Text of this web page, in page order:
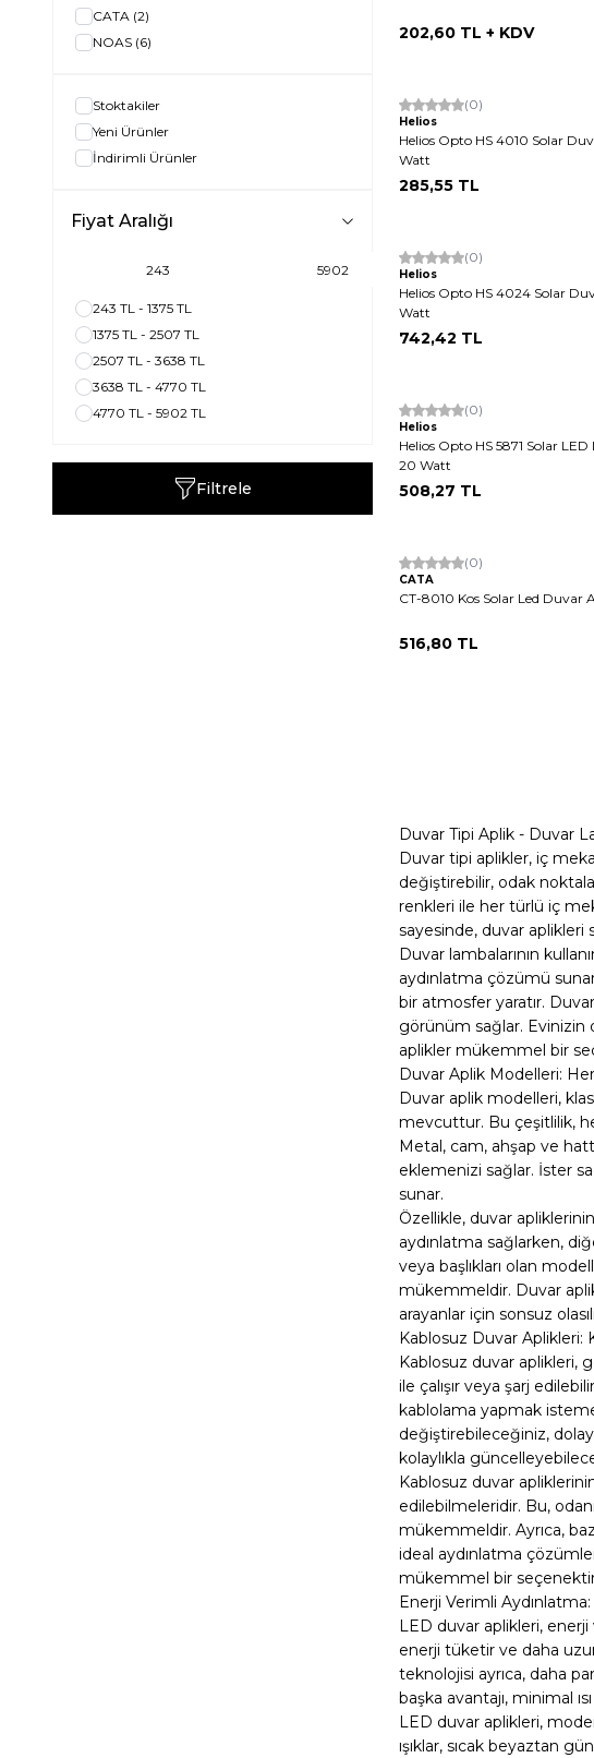
CATA (2)
NOAS (6)
Stoktakiler
Yeni Ürünler
İndirimli Ürünler
Fiyat Aralığı
243 TL - 1375 TL
1375 TL - 2507 TL
2507 TL - 3638 TL
3638 TL - 4770 TL
4770 TL - 5902 TL
Filtrele
202,60 TL + KDV
(0)
Helios
Helios Opto HS 4010 Solar
Watt
285,55 TL
(0)
Helios
Helios Opto HS 4024 Solar
Watt
742,42 TL
(0)
Helios
Helios Opto HS 5871 Solar
20 Watt
508,27 TL
(0)
CATA
CT-8010 Kos Solar Led Duvar
516,80 TL
Duvar Tipi Aplik - Duvar
Duvar tipi aplikler, iç
değiştirebilir, odak
renkleri ile her türlü iç
sayesinde, duvar aplikleri
Duvar lambalarının
aydınlatma çözümü
bir atmosfer yaratır.
görünüm sağlar. Evinizin
aplikler mükemmel bir
Duvar Aplik Modelleri:
Duvar aplik modelleri,
mevcuttur. Bu çeşitlilik,
Metal, cam, ahşap ve
eklemenizi sağlar. İster
sunar.
Özellikle, duvar
aydınlatma sağlarken,
veya başlıkları olan
mükemmeldir. Duvar
arayanlar için sonsuz
Kablosuz Duvar Aplikleri:
Kablosuz duvar aplikleri,
ile çalışır veya şarj
kablolama yapmak
değiştirebileceğiniz,
kolaylıkla
Kablosuz duvar
edilebilmeleridir. Bu,
mükemmeldir. Ayrıca,
ideal aydınlatma
mükemmel bir
Enerji Verimli
LED duvar aplikleri,
enerji tüketir ve daha
teknolojisi ayrıca, daha
başka avantajı, minimal
LED duvar aplikleri,
ışıklar, sıcak beyaztan